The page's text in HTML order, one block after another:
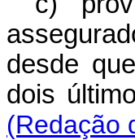
desde
dois
(Redação